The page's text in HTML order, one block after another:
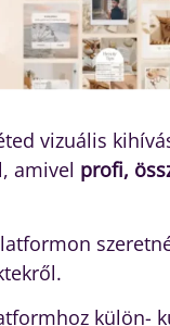
vizuális
amivel profi,
külön-